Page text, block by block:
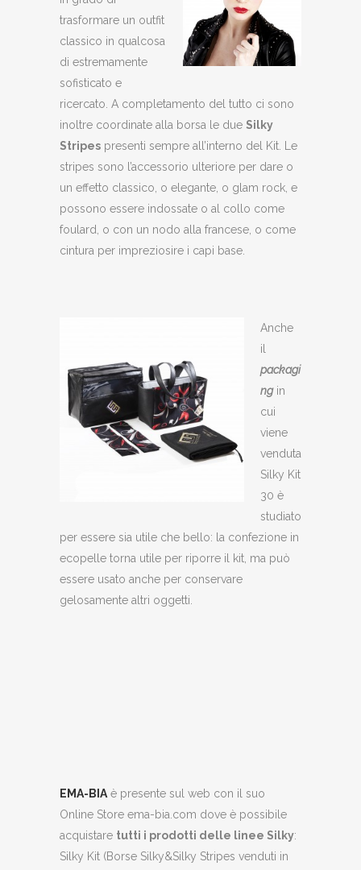
trasformare un outfit
classico in qualcosa
di estremamente
sofisticato e
ricercato. A completamento del tutto ci sono
inoltre coordinate alla borsa le due Silky
Stripes presenti sempre all’interno del Kit. Le
stripes sono l’accessorio ulteriore per dare o
un effetto classico, o elegante, o glam rock, e
possono essere indossate o al collo come
foulard, o con un nodo alla francese, o come
cintura per impreziosire i capi base.
Anche
il
packagi
ngin
cui
viene
venduta
Silky Kit
30 è
studiato
per essere sia utile che bello: la confezione in
ecopelle torna utile per riporre il kit, ma può
essere usato anche per conservare
gelosamente altri oggetti.
EMA-BIA è presente sul web con il suo
Online Store ema-bia.com dove è possibile
acquistare tutti i prodotti delle linee Silky:
Silky Kit (Borse Silky&Silky Stripes venduti in